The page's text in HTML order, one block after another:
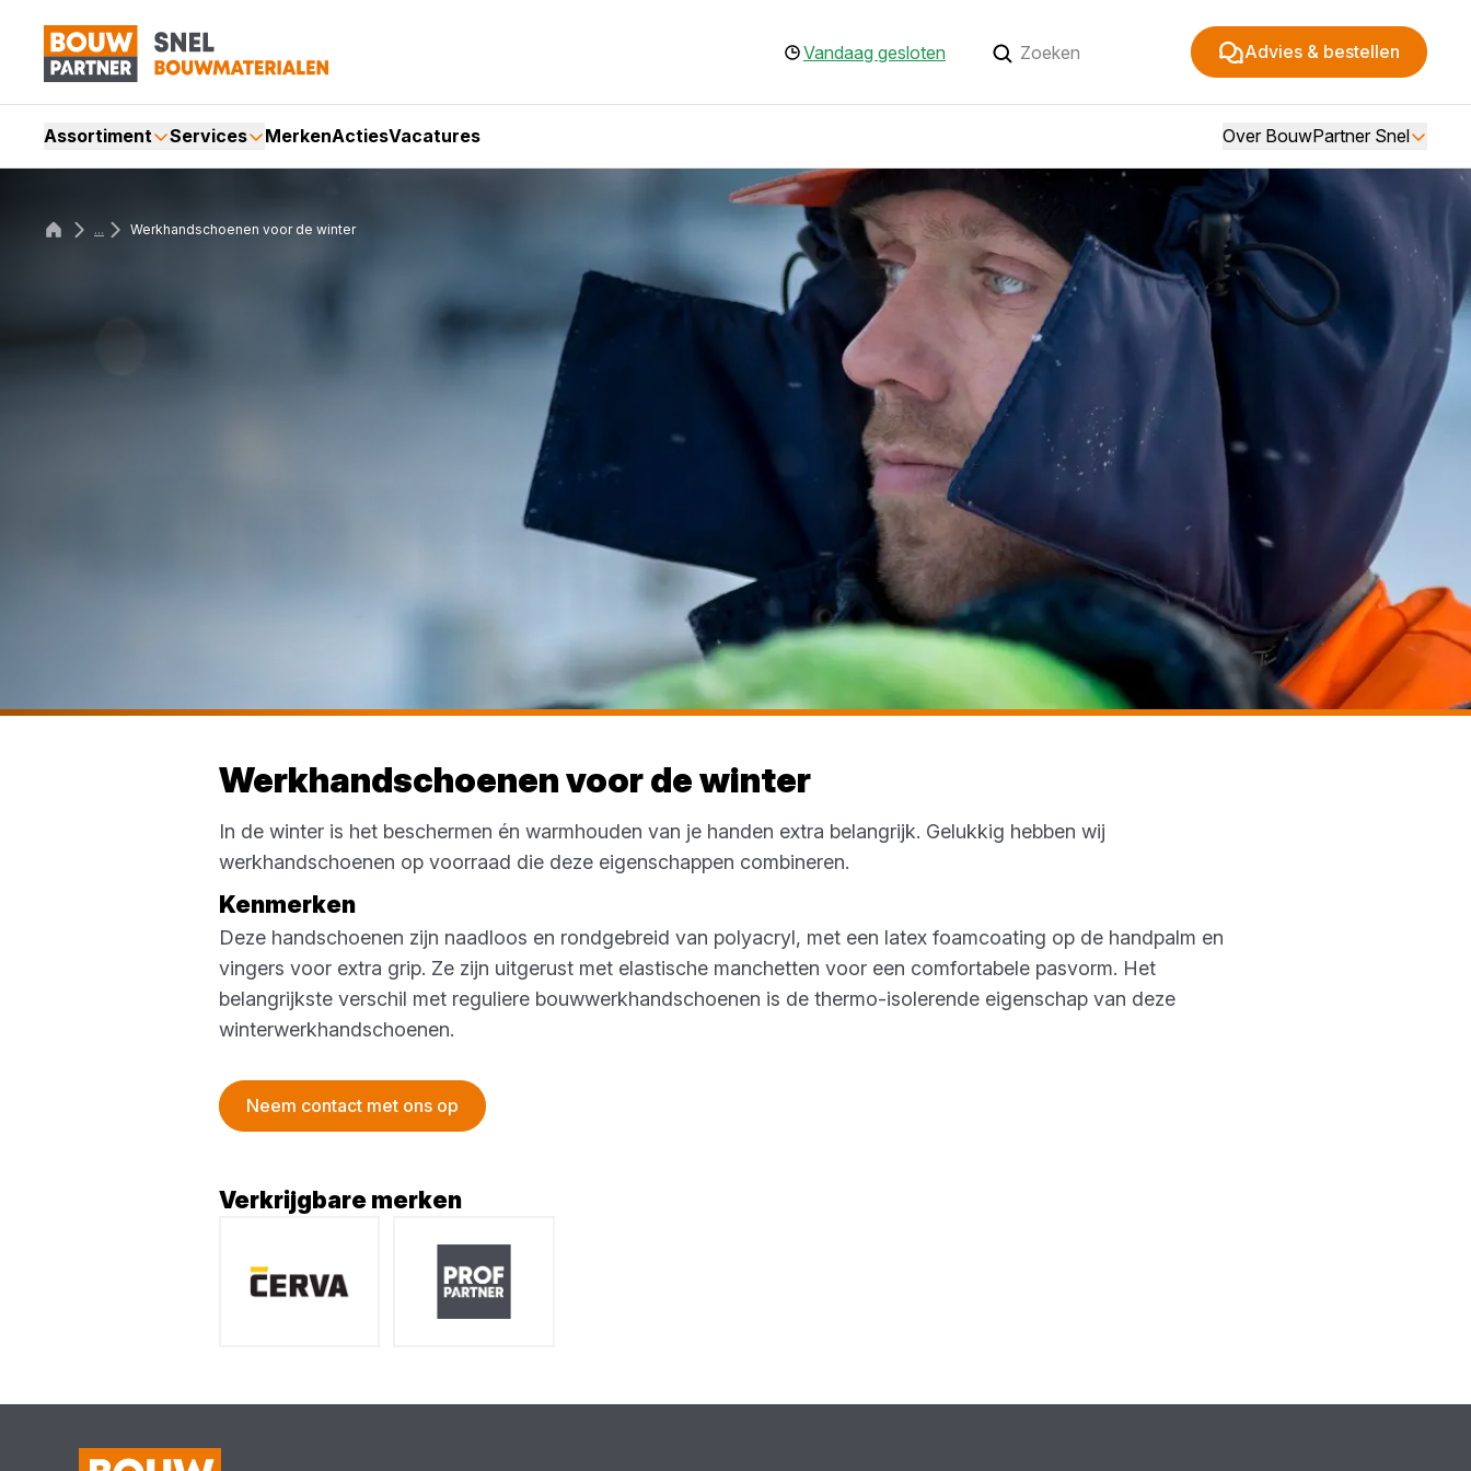
Vandaag gesloten Advies & bestellen
Assortiment Services MerkenActiesVacatures Over BouwPartner Snel
... Werkhandschoenen voor de winter
Werkhandschoenen voor de winter
In de winter is het beschermen én warmhouden van je handen extra belangrijk. Gelukkig hebben wij
werkhandschoenen op voorraad die deze eigenschappen combineren.
Kenmerken
Deze handschoenen zijn naadloos en rondgebreid van polyacryl, met een latex foamcoating op de handpalm en
vingers voor extra grip. Ze zijn uitgerust met elastische manchetten voor een comfortabele pasvorm. Het
belangrijkste verschil met reguliere bouwwerkhandschoenen is de thermo-isolerende eigenschap van deze
winterwerkhandschoenen.
Neem contact met ons op
Verkrijgbare merken